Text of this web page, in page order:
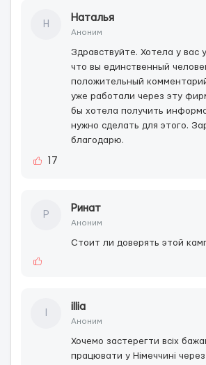
Н
Наталья
Аноним
Здравствуйте. Хотела у вас
что вы единственный
положительный
уже работали через эту
бы хотела получить
нужно сделать для этого.
благодарю.
17
Р
Ринат
Аноним
Стоит ли доверять этой
illia
Аноним
Хочемо застерегти всіх
працювати у Німеччинi